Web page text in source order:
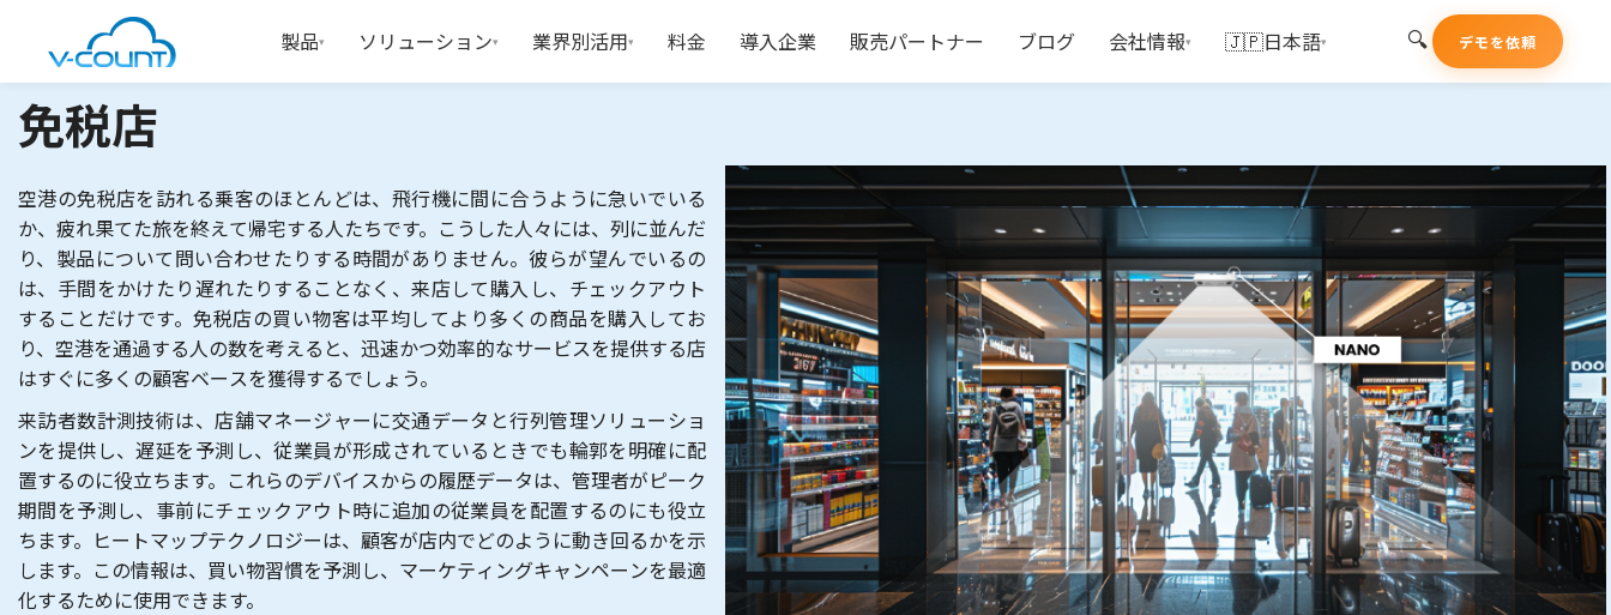
製品▾ ソリューション▾ 業界別活用▾ 料金 導入企業 販売パートナー ブログ 会社情報▾ 🇯🇵日本語▾ 🔍 デモを依頼
免税店
空港の免税店を訪れる乗客のほとんどは、飛行機に間に合うように急いでいる
か、疲れ果てた旅を終えて帰宅する人たちです。こうした人々には、列に並んだ
り、製品について問い合わせたりする時間がありません。彼らが望んでいるの
は、手間をかけたり遅れたりすることなく、来店して購入し、チェックアウト
することだけです。免税店の買い物客は平均してより多くの商品を購入してお
り、空港を通過する人の数を考えると、迅速かつ効率的なサービスを提供する店
はすぐに多くの顧客ベースを獲得するでしょう。
来訪者数計測技術は、店舗マネージャーに交通データと行列管理ソリューショ
ンを提供し、遅延を予測し、従業員が形成されているときでも輪郭を明確に配
置するのに役立ちます。これらのデバイスからの履歴データは、管理者がピーク
期間を予測し、事前にチェックアウト時に追加の従業員を配置するのにも役立
ちます。ヒートマップテクノロジーは、顧客が店内でどのように動き回るかを示
します。この情報は、買い物習慣を予測し、マーケティングキャンペーンを最適
化するために使用できます。